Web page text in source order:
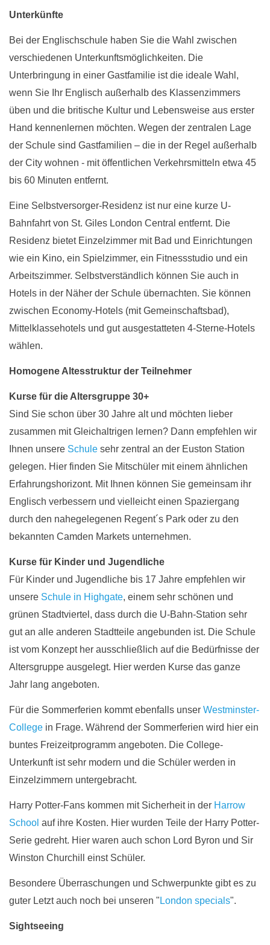
Unterkünfte
Bei der Englischschule haben Sie die Wahl zwischen
verschiedenen Unterkunftsmöglichkeiten. Die
Unterbringung in einer Gastfamilie ist die ideale Wahl,
wenn Sie Ihr Englisch außerhalb des Klassenzimmers
üben und die britische Kultur und Lebensweise aus erster
Hand kennenlernen möchten. Wegen der zentralen Lage
der Schule sind Gastfamilien – die in der Regel außerhalb
der City wohnen - mit öffentlichen Verkehrsmitteln etwa 45
bis 60 Minuten entfernt.
Eine Selbstversorger-Residenz ist nur eine kurze U-
Bahnfahrt von St. Giles London Central entfernt. Die
Residenz bietet Einzelzimmer mit Bad und Einrichtungen
wie ein Kino, ein Spielzimmer, ein Fitnessstudio und ein
Arbeitszimmer. Selbstverständlich können Sie auch in
Hotels in der Näher der Schule übernachten. Sie können
zwischen Economy-Hotels (mit Gemeinschaftsbad),
Mittelklassehotels und gut ausgestatteten 4-Sterne-Hotels
wählen.
Homogene Altesstruktur der Teilnehmer
Kurse für die Altersgruppe 30+
Sind Sie schon über 30 Jahre alt und möchten lieber
zusammen mit Gleichaltrigen lernen? Dann empfehlen wir
Ihnen unsere Schule sehr zentral an der Euston Station
gelegen. Hier finden Sie Mitschüler mit einem ähnlichen
Erfahrungshorizont. Mit Ihnen können Sie gemeinsam ihr
Englisch verbessern und vielleicht einen Spaziergang
durch den nahegelegenen Regent´s Park oder zu den
bekannten Camden Markets unternehmen.
Kurse für Kinder und Jugendliche
Für Kinder und Jugendliche bis 17 Jahre empfehlen wir
unsere Schule in Highgate, einem sehr schönen und
grünen Stadtviertel, dass durch die U-Bahn-Station sehr
gut an alle anderen Stadtteile angebunden ist. Die Schule
ist vom Konzept her ausschließlich auf die Bedürfnisse der
Altersgruppe ausgelegt. Hier werden Kurse das ganze
Jahr lang angeboten.
Für die Sommerferien kommt ebenfalls unser Westminster-
College in Frage. Während der Sommerferien wird hier ein
buntes Freizeitprogramm angeboten. Die College-
Unterkunft ist sehr modern und die Schüler werden in
Einzelzimmern untergebracht.
Harry Potter-Fans kommen mit Sicherheit in der Harrow
School auf ihre Kosten. Hier wurden Teile der Harry Potter-
Serie gedreht. Hier waren auch schon Lord Byron und Sir
Winston Churchill einst Schüler.
Besondere Überraschungen und Schwerpunkte gibt es zu
guter Letzt auch noch bei unseren " London specials".
Sightseeing